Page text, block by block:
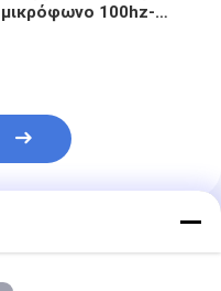
μικρόφωνο 100hz-